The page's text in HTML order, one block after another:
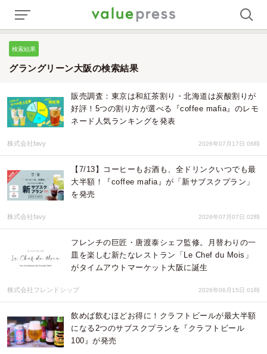
検索結果
グラングリーン大阪の検索結果
販売調査：東京は和紅茶割り・北海道は炭酸割りが
好評！5つの割り方が選べる『coffee mafia』のレモ
ネード人気ランキングを発表
株式会社favy 2026年07月17日 06時
【7/13】コーヒーもお酒も、全ドリンクいつでも最
大半額！『coffee mafia』が「新サブスクプラン」
を発売
株式会社favy 2026年07月07日 02時
フレンチの巨匠・唐渡泰シェフ監修。月替わりの一
皿を楽しむ新たなレストラン「Le Chef du Mois」
がタイムアウトマーケット大阪に誕生
株式会社フレンドシップ 2026年06月15日 01時
飲めば飲むほどお得に！クラフトビールが最大半額
になる2つのサブスクプランを『クラフトビール
100』が発売